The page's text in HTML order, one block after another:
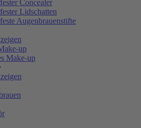
Concealer
Lidschatten
Augenbrauenstifte
up
Make-up